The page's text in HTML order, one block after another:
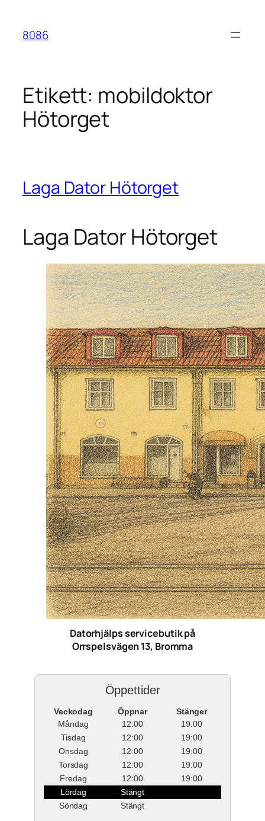
innehåll
8086
Etikett: mobildoktor
Hötorget
Laga Dator Hötorget
Laga Dator Hötorget
Datorhjälps servicebutik på
Orrspelsvägen 13, Bromma
Öppettider
Veckodag Öppnar
Stänger
Måndag
12:00
19:00
Tisdag
12:00
19:00
Onsdag
12:00
19:00
Torsdag
12:00
19:00
Fredag
12:00
19:00
Lördag
Stängt
Söndag
Stängt